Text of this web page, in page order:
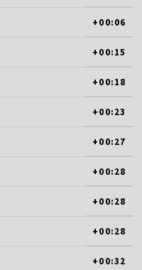
+00:06
+00:15
+00:18
+00:23
+00:27
+00:28
+00:28
+00:28
+00:32